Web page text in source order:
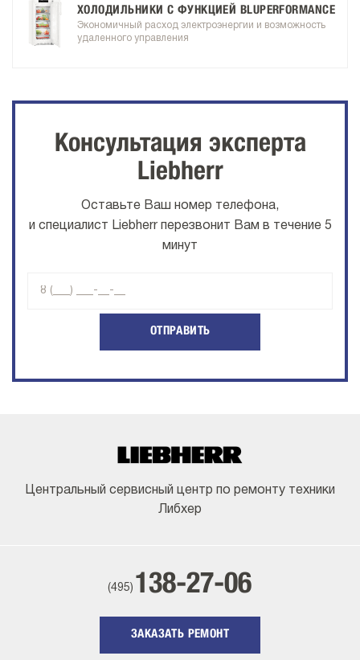
ХОЛОДИЛЬНИКИ С ФУНКЦИЕЙ BLUPERFORMANCE
Экономичный расход электроэнергии и возможность
удаленного управления
Консультация эксперта
Liebherr
Оставьте Ваш номер телефона,
и специалист Liebherr перезвонит Вам в течение 5
минут
ОТПРАВИТЬ
Центральный сервисный центр по ремонту техники
Либхер
(495) 138-27-06
ЗАКАЗАТЬ РЕМОНТ